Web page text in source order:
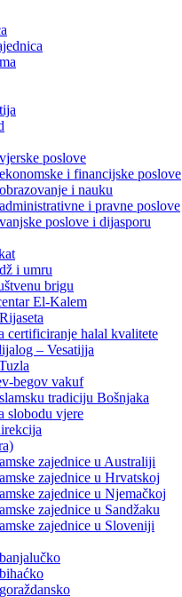
poslove
i financijske poslove
i nauku
i pravne poslove
poslove i dijasporu
i umru
brigu
El-Kalem
certificiranje halal kvalitete
– Vesatijja
begov vakuf
tradiciju Bošnjaka
slobodu vjere
zajednice u Australiji
zajednice u Hrvatskoj
zajednice u Njemačkoj
zajednice u Sandžaku
zajednice u Sloveniji